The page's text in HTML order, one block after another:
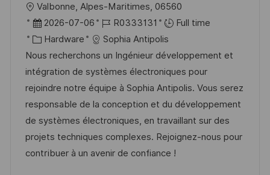
L
o
c
a
t
i
o
n
Valbonne, Alpes-Maritimes, 06560
P
o
s
t
e
d
D
a
t
2026-07-06
J
o
b
I
d
R0333131
Full time
C
a
t
e
g
o
r
y
Hardware
Sophia Antipolis
Nous recherchons un Ingénieur développement et
intégration de systèmes électroniques pour
rejoindre notre équipe à Sophia Antipolis. Vous serez
responsable de la conception et du développement
de systèmes électroniques, en travaillant sur des
projets techniques complexes. Rejoignez-nous pour
contribuer à un avenir de confiance !